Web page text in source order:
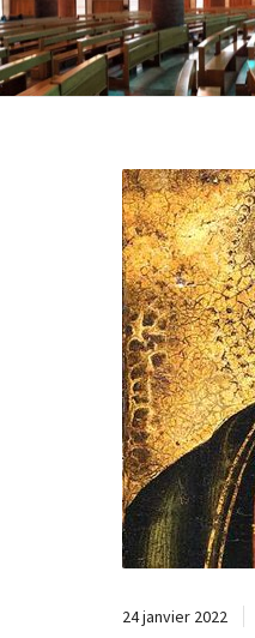
24 janvier 2022